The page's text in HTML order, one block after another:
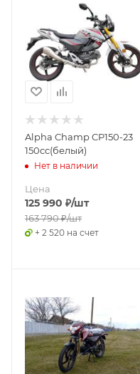
Alpha Champ CP150-23
150cc(белый)
Нет в наличии
Цена
125 990 ₽/шт
163 790₽/шт
+ 2 520 на счет